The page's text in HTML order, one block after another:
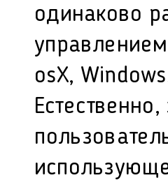
одинаково
управлением
osX,